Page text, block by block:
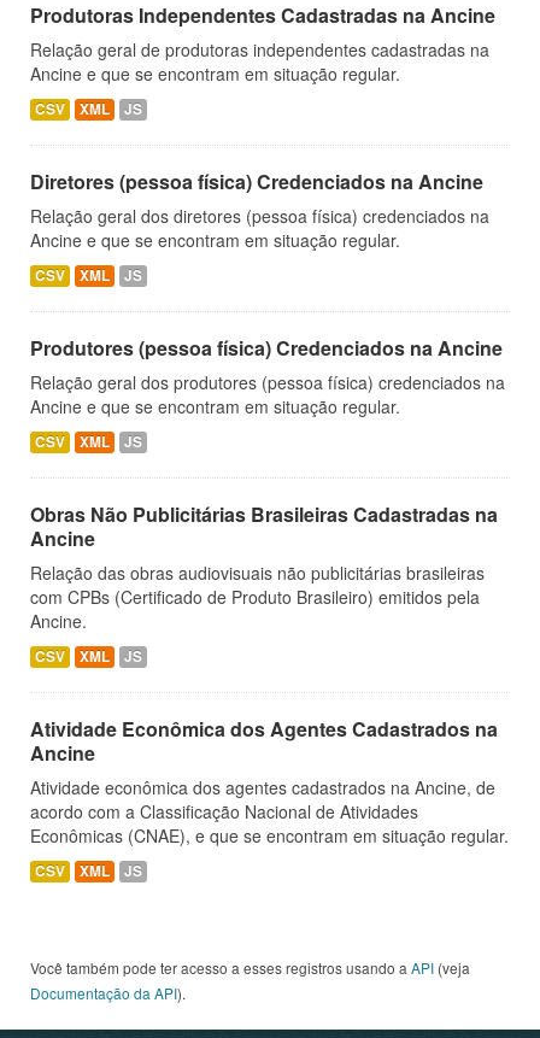
Produtoras Independentes Cadastradas na Ancine
Relação geral de produtoras independentes cadastradas na
Ancine e que se encontram em situação regular.
CSV XML JS
Diretores (pessoa física) Credenciados na Ancine
Relação geral dos diretores (pessoa física) credenciados na
Ancine e que se encontram em situação regular.
CSV XML JS
Produtores (pessoa física) Credenciados na Ancine
Relação geral dos produtores (pessoa física) credenciados na
Ancine e que se encontram em situação regular.
CSV XML JS
Obras Não Publicitárias Brasileiras Cadastradas na
Ancine
Relação das obras audiovisuais não publicitárias brasileiras
com CPBs (Certificado de Produto Brasileiro) emitidos pela
Ancine.
CSV XML JS
Atividade Econômica dos Agentes Cadastrados na
Ancine
Atividade econômica dos agentes cadastrados na Ancine, de
acordo com a Classificação Nacional de Atividades
Econômicas (CNAE), e que se encontram em situação regular.
CSV XML JS
Você também pode ter acesso a esses registros usando a API (veja
Documentação da API).